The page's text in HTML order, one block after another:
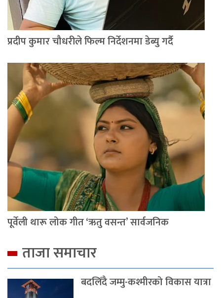
प्रदीप कुमार चौधरीले फिल्म निर्देशनमा डेब्यु गर्दै
पूर्वेली थारू लोक गीत ‘ऋतु वसन्त’ सार्वजनिक
ताजा समाचार
बदलिँदै जम्मु-कश्मीरको विकास यात्रा